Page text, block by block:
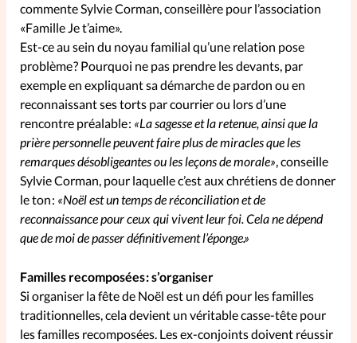
Nous contacter
commente Sylvie Corman, conseillère pour l’association
«Famille Je t’aime».
Est-ce au sein du noyau familial qu’une relation pose
problème ? Pourquoi ne pas prendre les devants, par
exemple en expliquant sa démarche de pardon ou en
reconnaissant ses torts par courrier ou lors d’une
rencontre préalable : «La sagesse et la retenue, ainsi que la
prière personnelle peuvent faire plus de miracles que les
remarques désobligeantes ou les leçons de morale», conseille
Sylvie Corman, pour laquelle c’est aux chrétiens de donner
le ton : «Noël est un temps de réconciliation et de
reconnaissance pour ceux qui vivent leur foi. Cela ne dépend
que de moi de passer définitivement l’éponge.»
Familles recomposées : s’organiser
Si organiser la fête de Noël est un défi pour les familles
traditionnelles, cela devient un véritable casse-tête pour
les familles recomposées. Les ex-conjoints doivent réussir